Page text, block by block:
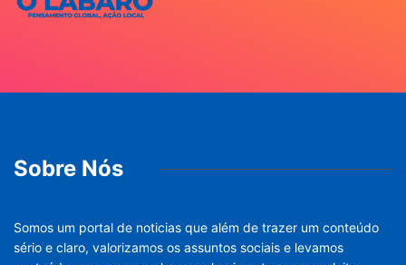
Sobre Nós
Somos um portal de noticias que além de trazer um conteúdo
sério e claro, valorizamos os assuntos sociais e levamos